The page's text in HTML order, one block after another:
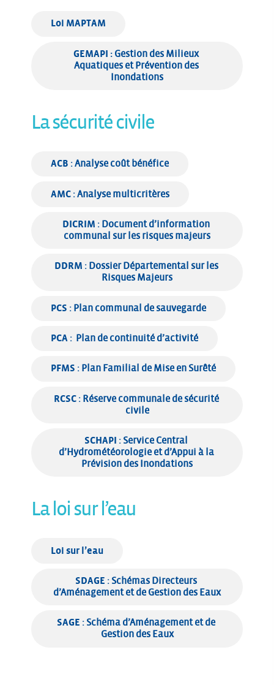
Loi MAPTAM
GEMAPI : Gestion des Milieux
Aquatiques et Prévention des
Inondations
La sécurité civile
ACB : Analyse coût bénéfice
AMC : Analyse multicritères
DICRIM : Document d’information
communal sur les risques majeurs
DDRM : Dossier Départemental sur les
Risques Majeurs
PCS : Plan communal de sauvegarde
PCA :  Plan de continuité d’activité
PFMS : Plan Familial de Mise en Surêté
RCSC : Réserve communale de sécurité
civile
SCHAPI : Service Central
d’Hydrométéorologie et d’Appui à la
Prévision des Inondations
La loi sur l’eau
Loi sur l’eau
SDAGE : Schémas Directeurs
d’Aménagement et de Gestion des Eaux
SAGE : Schéma d’Aménagement et de
Gestion des Eaux